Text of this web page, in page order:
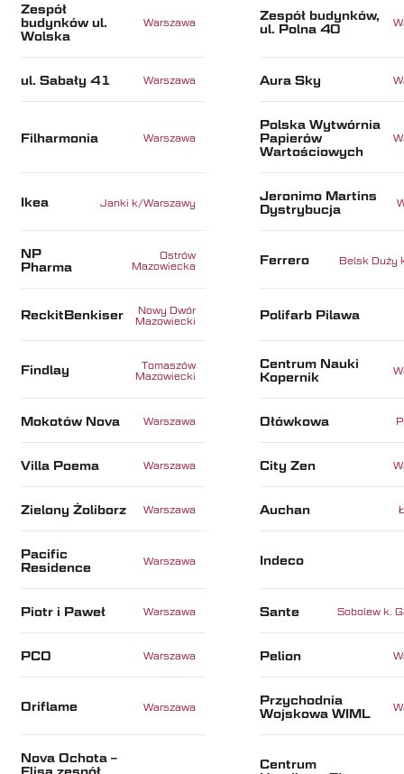
Zespół
budynków ul.
Wolska
Warszawa
Zespół budynków,
ul. Polna 40
ul. Sabały 41 Warszawa Aura Sky
Filharmonia Warszawa
Polska Wytwórnia
Papierów
Wartościowych
Ikea Janki k/Warszawy
Jeronimo Martins
Dystrybucja
NP
Pharma
Ostrów
Mazowiecka
Ferrero Belsk Duży
ReckitBenkiser
Nowy Dwór
Mazowiecki
Polifarb Pilawa
Findlay
Tomaszów
Mazowiecki
Centrum Nauki
Kopernik
Mokotów Nova Warszawa Ołówkowa
Villa Poema Warszawa City Zen
Zielony Żoliborz Warszawa Auchan
Pacific
Residence
Warszawa Indeco
Piotr i Paweł Warszawa Sante Sobolew k.
PCO Warszawa Pelion
Oriflame Warszawa
Przychodnia
Wojskowa WIML
Nova Ochota –
Flisa zespół
Centrum